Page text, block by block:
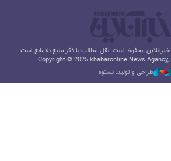
محفوظ است. نقل مطالب با ذکر منبع بلامانع است.
Copyright © 2025 khabaronline News
طراحی و تولید: نستوه